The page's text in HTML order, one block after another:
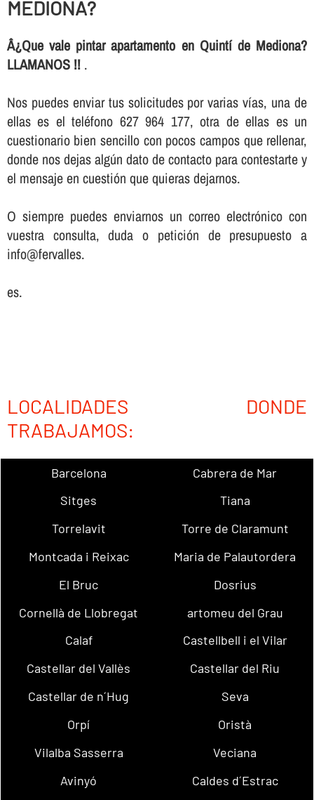
MEDIONA?
Â¿Que vale pintar apartamento en Quintí de Mediona?
LLAMANOS !! .
Nos puedes enviar tus solicitudes por varias ví­as, una de
ellas es el teléfono 627 964 177, otra de ellas es un
cuestionario bien sencillo con pocos campos que rellenar,
donde nos dejas algún dato de contacto para contestarte y
el mensaje en cuestión que quieras dejarnos.
O siempre puedes enviarnos un correo electrónico con
vuestra consulta, duda o petición de presupuesto a
info@fervalles.
es.
LOCALIDADES DONDE
TRABAJAMOS:
Barcelona
Cabrera de Mar
Sitges
Tiana
Torrelavit
Torre de Claramunt
Montcada i Reixac
Maria de Palautordera
El Bruc
Dosrius
Cornellà de Llobregat
artomeu del Grau
Calaf
Castellbell i el Vilar
Castellar del Vallès
Castellar del Riu
Castellar de n´Hug
Seva
Orpí
Oristà
Vilalba Sasserra
Veciana
Avinyó
Caldes d´Estrac